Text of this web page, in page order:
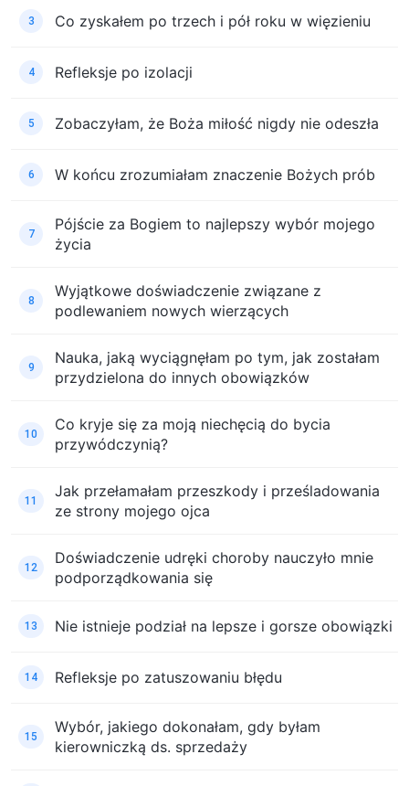
3 Co zyskałem po trzech i pół roku w więzieniu
4 Refleksje po izolacji
5 Zobaczyłam, że Boża miłość nigdy nie odeszła
6 W końcu zrozumiałam znaczenie Bożych prób
7
Pójście za Bogiem to najlepszy wybór mojego
życia
8
Wyjątkowe doświadczenie związane z
podlewaniem nowych wierzących
9
Nauka, jaką wyciągnęłam po tym, jak zostałam
przydzielona do innych obowiązków
10
Co kryje się za moją niechęcią do bycia
przywódczynią?
11
Jak przełamałam przeszkody i prześladowania
ze strony mojego ojca
12
Doświadczenie udręki choroby nauczyło mnie
podporządkowania się
13 Nie istnieje podział na lepsze i gorsze obowiązki
14 Refleksje po zatuszowaniu błędu
15
Wybór, jakiego dokonałam, gdy byłam
kierowniczką ds. sprzedaży